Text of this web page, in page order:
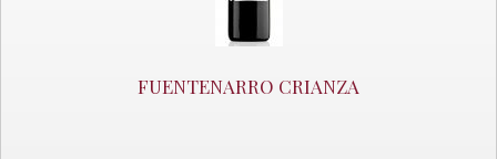
FUENTENARRO CRIANZA